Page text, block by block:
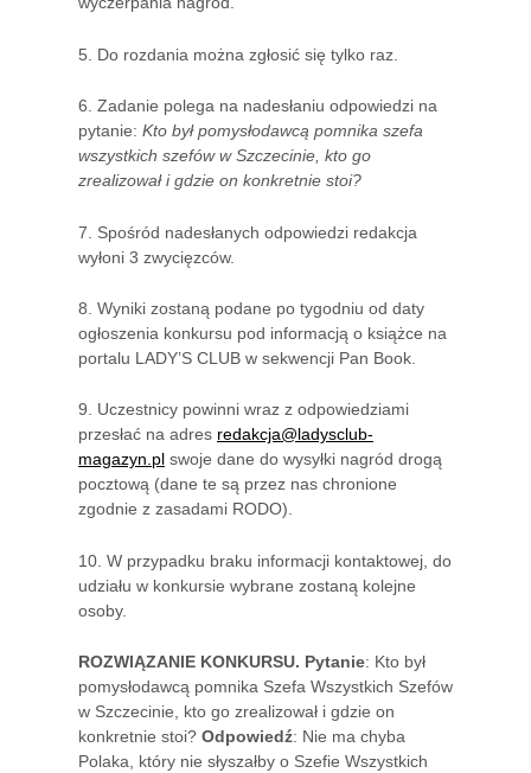
5. Do rozdania można zgłosić się tylko raz.
6. Zadanie polega na nadesłaniu odpowiedzi na
pytanie: Kto był pomysłodawcą pomnika szefa
wszystkich szefów w Szczecinie, kto go
zrealizował i gdzie on konkretnie stoi?
7. Spośród nadesłanych odpowiedzi redakcja
wyłoni 3 zwycięzców.
8. Wyniki zostaną podane po tygodniu od daty
ogłoszenia konkursu pod informacją o książce na
portalu LADY’S CLUB w sekwencji Pan Book.
9. Uczestnicy powinni wraz z odpowiedziami
przesłać na adres redakcja@ladysclub-
magazyn.pl swoje dane do wysyłki nagród drogą
pocztową (dane te są przez nas chronione
zgodnie z zasadami RODO).
10. W przypadku braku informacji kontaktowej, do
udziału w konkursie wybrane zostaną kolejne
osoby.
ROZWIĄZANIE KONKURSU. Pytanie: Kto był
pomysłodawcą pomnika Szefa Wszystkich Szefów
w Szczecinie, kto go zrealizował i gdzie on
konkretnie stoi? Odpowiedź: Nie ma chyba
Polaka, który nie słyszałby o Szefie Wszystkich